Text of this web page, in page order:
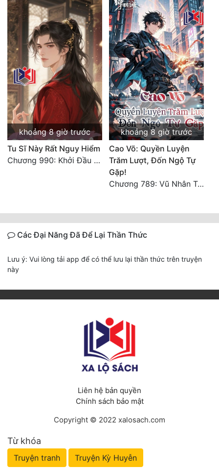
khoảng 8 giờ trước
Tu Sĩ Này Rất Nguy Hiểm
Chương 990: Khởi Đầu Bất Thuận
khoảng 8 giờ trước
Cao Võ: Quyền Luyện
Trăm Lượt, Đốn Ngộ Tự
Gặp!
Chương 789: Vũ Nhân Tộc niềm vui ngoài ý muốn (2)
Các Đại Năng Đã Để Lại Thần Thức
Lưu ý: Vui lòng tải app để có thể lưu lại thần thức trên truyện
này
Liên hệ bản quyền
Chính sách bảo mật
Copyright © 2022 xalosach.com
Từ khóa
Truyện tranh Truyện Kỳ Huyễn